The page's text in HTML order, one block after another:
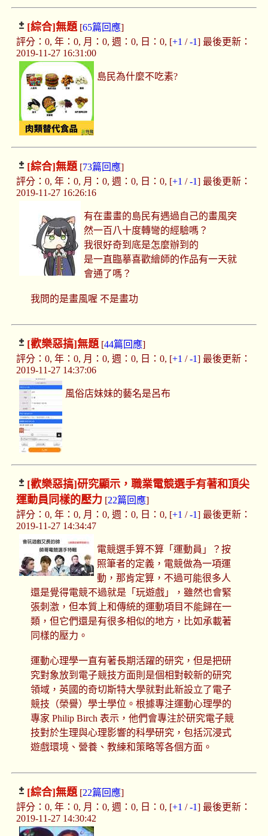
[綜合]無題[65篇回應]
評分：0, 年：0, 月：0, 週：0, 日：0, [+1 /-1] 最後更新：
2019-11-27 16:31:00
島民為什麼不吃素?
[綜合]無題[73篇回應]
評分：0, 年：0, 月：0, 週：0, 日：0, [+1 /-1] 最後更新：
2019-11-27 16:26:16
有在畫畫的島民有遇過自己的畫風突
然一百八十度轉彎的經驗嗎？
我很好奇到底是怎麼辦到的
是一直臨摹喜歡繪師的作品有一天就
會通了嗎？
我問的是畫風喔 不是畫功
[歡樂惡搞]無題[44篇回應]
評分：0, 年：0, 月：0, 週：0, 日：0, [+1 /-1] 最後更新：
2019-11-27 14:37:06
風俗店妹妹的藝名是呂布
[歡樂惡搞]研究顯示，職業電競選手有著和頂尖
運動員同樣的壓力 [22篇回應]
評分：0, 年：0, 月：0, 週：0, 日：0, [+1 /-1] 最後更新：
2019-11-27 14:34:47
電競選手算不算「運動員」？按
照筆者的定義，電競做為一項運
動，那肯定算，不過可能很多人
還是覺得電競不過就是「玩遊戲」，雖然也會緊
張刺激，但本質上和傳統的運動項目不能歸在一
類，但它們還是有很多相似的地方，比如承載著
同樣的壓力。
運動心理學一直有著長期活躍的研究，但是把研
究對象放到電子競技方面則是個相對較新的研究
領域，英國的奇切斯特大學就對此新設立了電子
競技（榮譽）學士學位。根據專注運動心理學的
專家 Philip Birch 表示，他們會專注於研究電子競
技對於生理與心理影響的科學研究，包括沉浸式
遊戲環境、營養、教練和策略等各個方面。
[綜合]無題[22篇回應]
評分：0, 年：0, 月：0, 週：0, 日：0, [+1 /-1] 最後更新：
2019-11-27 14:30:42